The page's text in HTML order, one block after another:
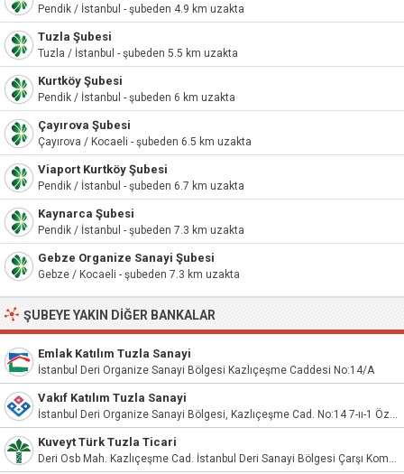
Pendik / İstanbul - şubeden 4.9 km uzakta
Tuzla Şubesi
Tuzla / İstanbul - şubeden 5.5 km uzakta
Kurtköy Şubesi
Pendik / İstanbul - şubeden 6 km uzakta
Çayırova Şubesi
Çayırova / Kocaeli - şubeden 6.5 km uzakta
Viaport Kurtköy Şubesi
Pendik / İstanbul - şubeden 6.7 km uzakta
Kaynarca Şubesi
Pendik / İstanbul - şubeden 7.3 km uzakta
Gebze Organize Sanayi Şubesi
Gebze / Kocaeli - şubeden 7.3 km uzakta
ŞUBEYE YAKIN DIĞER BANKALAR
Emlak Katılım Tuzla Sanayi
İstanbul Deri Organize Sanayi Bölgesi Kazlıçeşme Caddesi No:14/A
Vakıf Katılım Tuzla Sanayi
İstanbul Deri Organize Sanayi Bölgesi, Kazlıçeşme Cad. No:14 7-ıı-1 Özel Parsel Aydınlı/Tuzla/İstanbul
Kuveyt Türk Tuzla Ticari
Deri Osb Mah. Kazlıçeşme Cad. İstanbul Deri Sanayi Bölgesi Çarşı Kompleksi No:5 İç Kapı No:3018 Tuzla/İstanbul